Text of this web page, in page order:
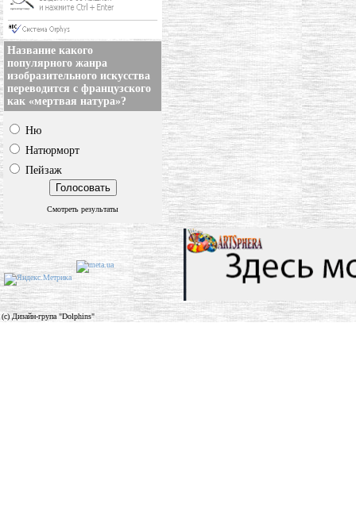
Название какого
популярного жанра
изобразительного искусства
переводится с французского
как «мертвая натура»?
Ню
Натюрморт
Пейзаж
Смотреть результаты
(c) Дизайн-група "Dolphins"